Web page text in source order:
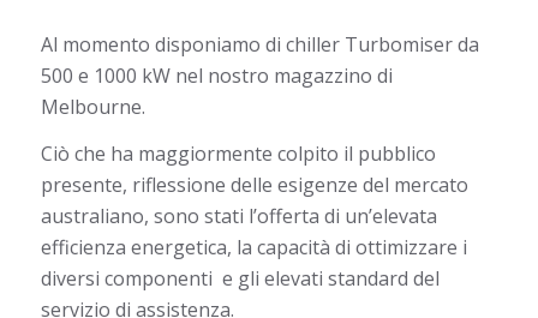
Al momento disponiamo di chiller Turbomiser da
500 e 1000 kW nel nostro magazzino di
Melbourne.
Ciò che ha maggiormente colpito il pubblico
presente, riflessione delle esigenze del mercato
australiano, sono stati l’offerta di un’elevata
efficienza energetica, la capacità di ottimizzare i
diversi componenti e gli elevati standard del
servizio di assistenza.